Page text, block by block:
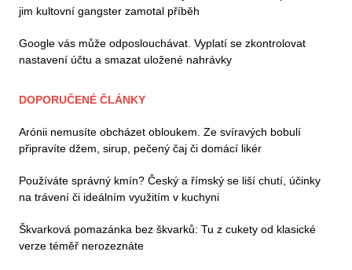
jim kultovní gangster zamotal příběh
Google vás může odposlouchávat. Vyplatí se zkontrolovat
nastavení účtu a smazat uložené nahrávky
DOPORUČENÉ ČLÁNKY
Arónii nemusíte obcházet obloukem. Ze svíravých bobulí
připravíte džem, sirup, pečený čaj či domácí likér
Používáte správný kmín? Český a římský se liší chutí, účinky
na trávení či ideálním využitím v kuchyni
Škvarková pomazánka bez škvarků: Tu z cukety od klasické
verze téměř nerozeznáte